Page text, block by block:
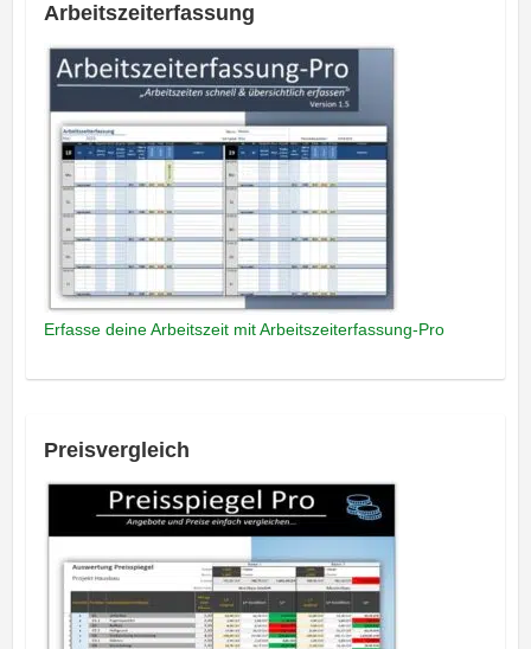
Arbeitszeiterfassung
Erfasse deine Arbeitszeit mit Arbeitszeiterfassung-Pro
Preisvergleich